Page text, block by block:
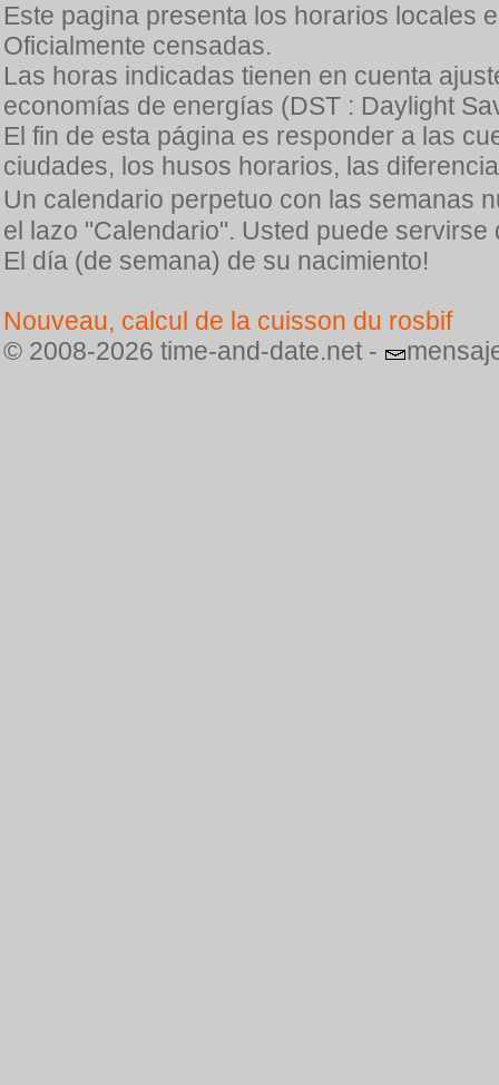
Este pagina presenta los horarios locales
Oficialmente censadas.
Las horas indicadas tienen en cuenta
economías de energías (DST : Daylight
El fin de esta página es responder a las
ciudades, los husos horarios, las
Un calendario perpetuo con las semanas
el lazo "Calendario". Usted puede
El día (de semana) de su nacimiento!
Nouveau, calcul de la cuisson du rosbif
© 2008-2026 time-and-date.net -